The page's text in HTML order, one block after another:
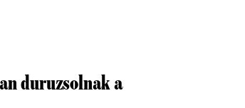
duruzsolnak a